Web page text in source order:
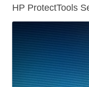
HP ProtectTools